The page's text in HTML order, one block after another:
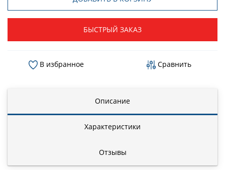
БЫСТРЫЙ ЗАКАЗ
В избранное Сравнить
Описание
Характеристики
Отзывы